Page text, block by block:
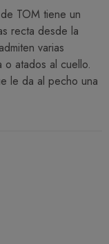
TOM tiene un
recta desde la
varias
atados al cuello.
le da al pecho una